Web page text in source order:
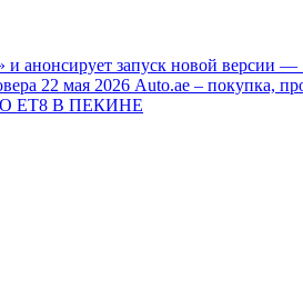
анонсирует запуск новой версии
22 мая 2026 Auto.ae – покупка,
ET8 В ПЕКИНЕ